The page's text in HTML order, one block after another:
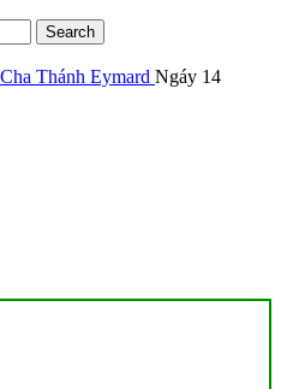
Thánh Eymard Ngáy 14